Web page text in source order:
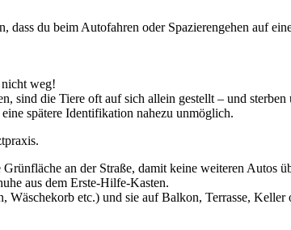
dass du beim Autofahren oder Spazierengehen auf
weg!
sind die Tiere oft auf sich allein gestellt – und
spätere Identifikation nahezu unmöglich.
an der Straße, damit keine weiteren Autos
aus dem Erste-Hilfe-Kasten.
etc.) und sie auf Balkon, Terrasse,